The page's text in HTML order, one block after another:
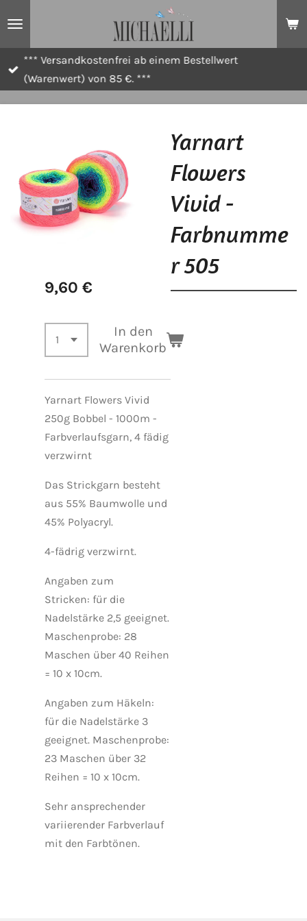
*** Versandkostenfrei ab einem Bestellwert
(Warenwert) von 85 €. ***
Yarnart
Flowers
Vivid -
Farbnumme
r 505
9,60 €
In den
Warenkorb
Yarnart Flowers Vivid
250g Bobbel - 1000m -
Farbverlaufsgarn, 4 fädig
verzwirnt
Das Strickgarn besteht
aus 55% Baumwolle und
45% Polyacryl.
4-fädrig verzwirnt.
Angaben zum
Stricken: für die
Nadelstärke 2,5 geeignet.
Maschenprobe: 28
Maschen über 40 Reihen
= 10 x 10cm.
Angaben zum Häkeln:
für die Nadelstärke 3
geeignet. Maschenprobe:
23 Maschen über 32
Reihen = 10 x 10cm.
Sehr ansprechender
variierender Farbverlauf
mit den Farbtönen.